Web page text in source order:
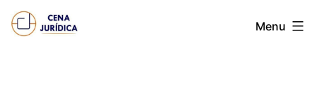
Pular
para
Cena
Menu